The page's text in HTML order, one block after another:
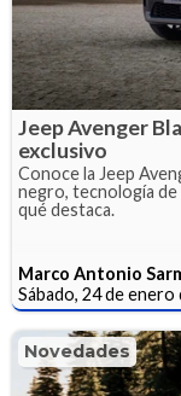
Jeep Avenger
exclusivo
Conoce la Jeep
negro, tecnología de
qué destaca.
Marco Antonio
Sábado, 24 de enero
Novedades